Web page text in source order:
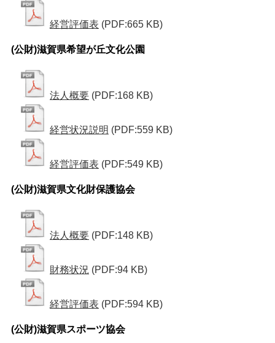
経営評価表 (PDF:665 KB)
(公財)滋賀県希望が丘文化公園
法人概要 (PDF:168 KB)
経営状況説明 (PDF:559 KB)
経営評価表 (PDF:549 KB)
(公財)滋賀県文化財保護協会
法人概要 (PDF:148 KB)
財務状況 (PDF:94 KB)
経営評価表 (PDF:594 KB)
(公財)滋賀県スポーツ協会